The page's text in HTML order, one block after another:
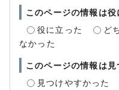
このページの情報は役
役に立った
ど
なかった
このページの情報は
見つけやすかった